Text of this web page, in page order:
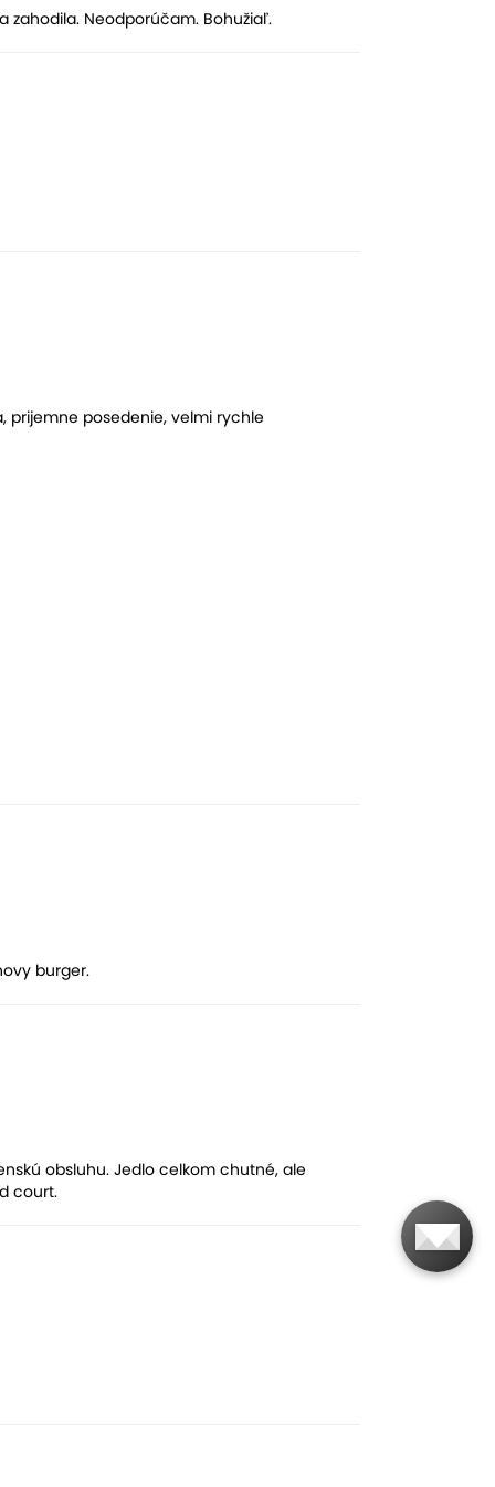
zahodila. Neodporúčam. Bohužiaľ.
prijemne posedenie, velmi rychle
burger.
obsluhu. Jedlo celkom chutné, ale
court.